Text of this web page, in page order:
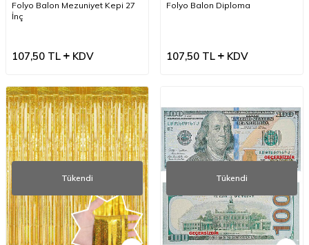
Folyo Balon Mezuniyet Kepi 27
İnç
107,50 TL KDV
Folyo Balon Diploma
107,50 TL KDV
Tükendi Tükendi